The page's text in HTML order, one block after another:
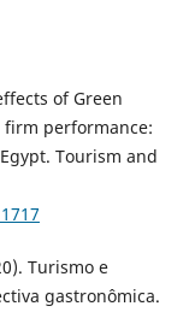
of Green
performance:
Tourism and
Turismo e
gastronômica.